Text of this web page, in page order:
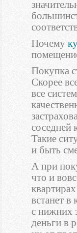
Почему
Покупка
Скорее
все
соседней
Такие
и быть
А при
что и
встанет
с нижних
деньги в